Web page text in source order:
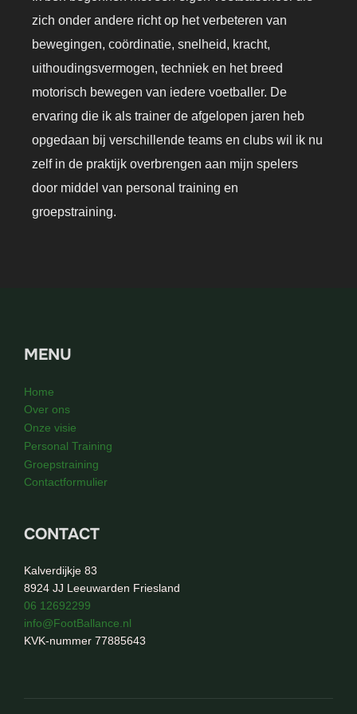
zich onder andere richt op het verbeteren van
bewegingen, coördinatie, snelheid, kracht,
uithoudingsvermogen, techniek en het breed
motorisch bewegen van iedere voetballer. De
ervaring die ik als trainer de afgelopen jaren heb
opgedaan bij verschillende teams en clubs wil ik nu
zelf in de praktijk overbrengen aan mijn spelers
door middel van personal training en
groepstraining.
MENU
Home
Over ons
Onze visie
Personal Training
Groepstraining
Contactformulier
CONTACT
Kalverdijkje 83
8924 JJ Leeuwarden Friesland
06 12692299
info@FootBallance.nl
KVK-nummer 77885643